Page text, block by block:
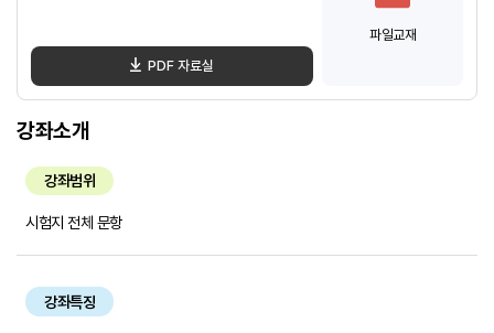
PDF 자료실
파일교재
강좌소개
강좌범위
시험지 전체 문항
강좌특징